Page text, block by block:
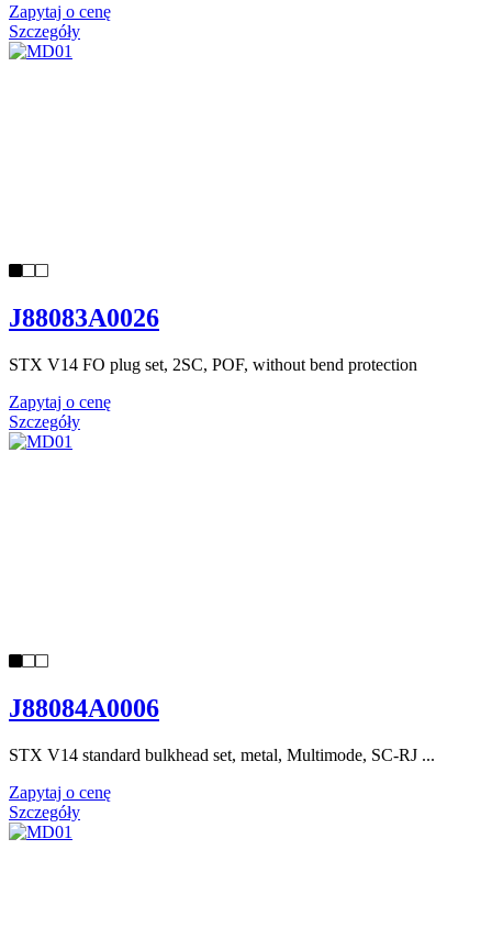
Zapytaj o cenę
Szczegóły
J88083A0026
STX V14 FO plug set, 2SC, POF, without bend protection
Zapytaj o cenę
Szczegóły
J88084A0006
STX V14 standard bulkhead set, metal, Multimode, SC-RJ ...
Zapytaj o cenę
Szczegóły